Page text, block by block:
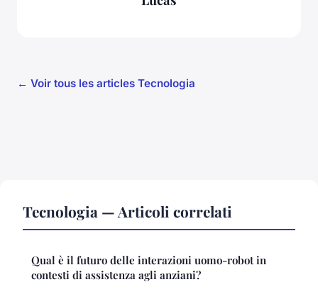
← Voir tous les articles Tecnologia
Tecnologia — Articoli correlati
Qual è il futuro delle interazioni uomo-robot in
contesti di assistenza agli anziani?